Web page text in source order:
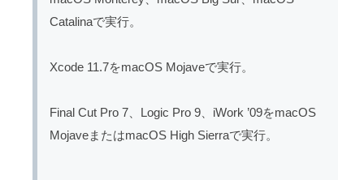
Catalinaで実行。
Xcode 11.7をmacOS Mojaveで実行。
Final Cut Pro 7、Logic Pro 9、iWork ’09をmacOS
MojaveまたはmacOS High Sierraで実行。